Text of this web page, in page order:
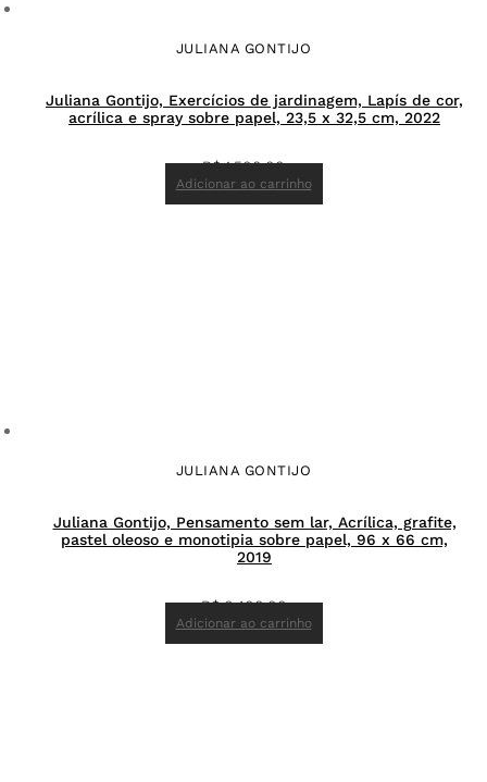
JULIANA GONTIJO
Juliana Gontijo, Exercícios de jardinagem, Lapís de cor,
acrílica e spray sobre papel, 23,5 x 32,5 cm, 2022
R$1.500,00
Adicionar ao carrinho
JULIANA GONTIJO
Juliana Gontijo, Pensamento sem lar, Acrílica, grafite,
pastel oleoso e monotipia sobre papel, 96 x 66 cm,
2019
R$6.400,00
Adicionar ao carrinho